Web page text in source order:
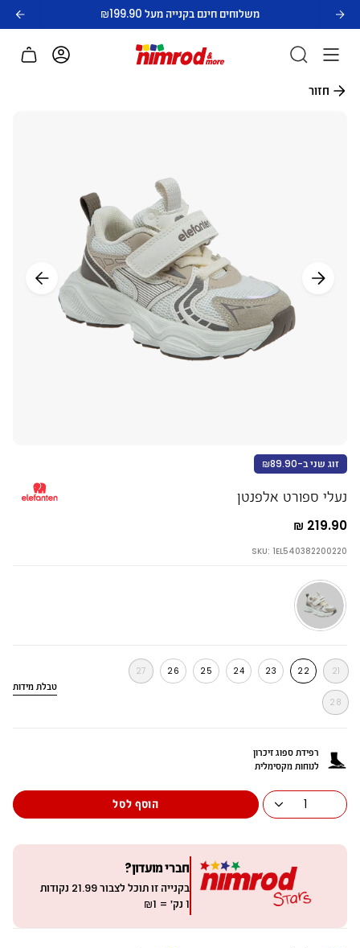
לתוכן
משלוחים חינם בקנייה מעל ₪199.90
חשבון
חזור
זוג שני ב-₪89.90
נעלי ספורט אלפנטן
219.90 ₪
SKU: 1EL540382200220
מ
טבלת מידות
21
22
23
24
25
26
27
28
רפידת ספוג זיכרון
לנוחות מקסימלית
1 הוסף לסל
חברי מועדון?
בקנייה זו תוכל לצבור21.99 נקודות
1 נק׳ = ₪1